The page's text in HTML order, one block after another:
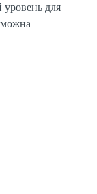
уровень для